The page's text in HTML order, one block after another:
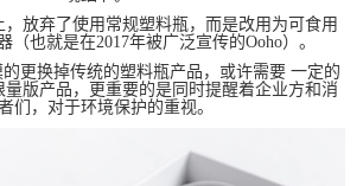
放弃了使用常规塑料瓶，而是改用为可食用
（也就是在2017年被广泛宣传的Ooho）。
更换掉传统的塑料瓶产品，或许需要 一定的
量版产品，更重要的是同时提醒着企业方和消
们，对于环境保护的重视。